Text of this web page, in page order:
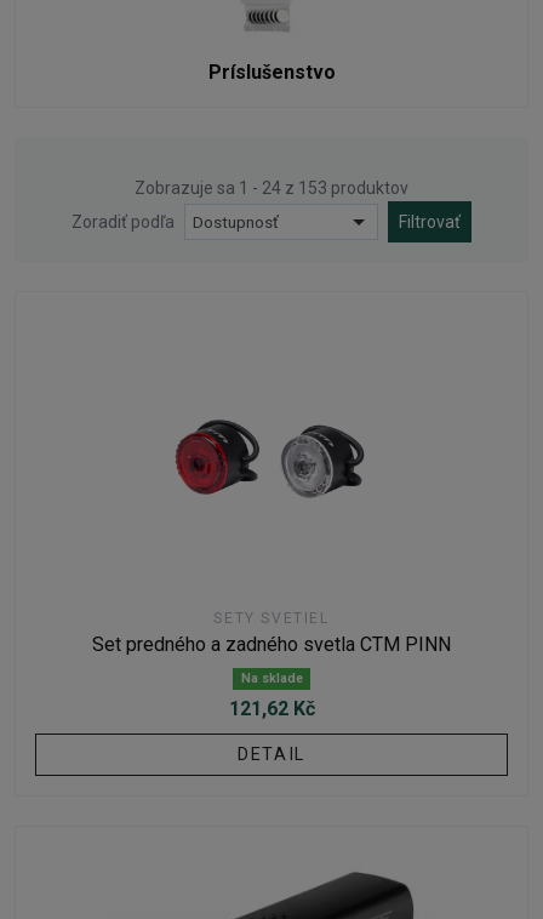
Príslušenstvo
Zobrazuje sa 1 - 24 z 153 produktov
Zoradiť podľa
Dostupnosť Filtrovať
SETY SVETIEL
Set predného a zadného svetla CTM PINN
Na sklade
121,62 Kč
DETAIL